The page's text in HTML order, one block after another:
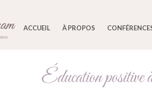
ACCUEIL À PROPOS
Éducation